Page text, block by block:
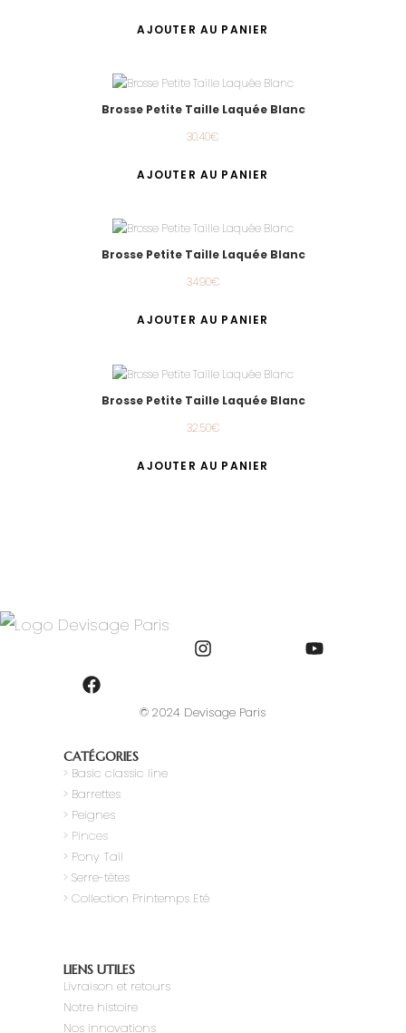
AJOUTER AU PANIER
Brosse Petite Taille Laquée Blanc
30.40€
AJOUTER AU PANIER
Brosse Petite Taille Laquée Blanc
34.90€
AJOUTER AU PANIER
Brosse Petite Taille Laquée Blanc
32.50€
AJOUTER AU PANIER
© 2024 Devisage Paris
CATÉGORIES
> Basic classic line
> Barrettes
> Peignes
> Pinces
> Pony Tail
> Serre-têtes
> Collection Printemps Eté
LIENS UTILES
Livraison et retours
Notre histoire
Nos innovations